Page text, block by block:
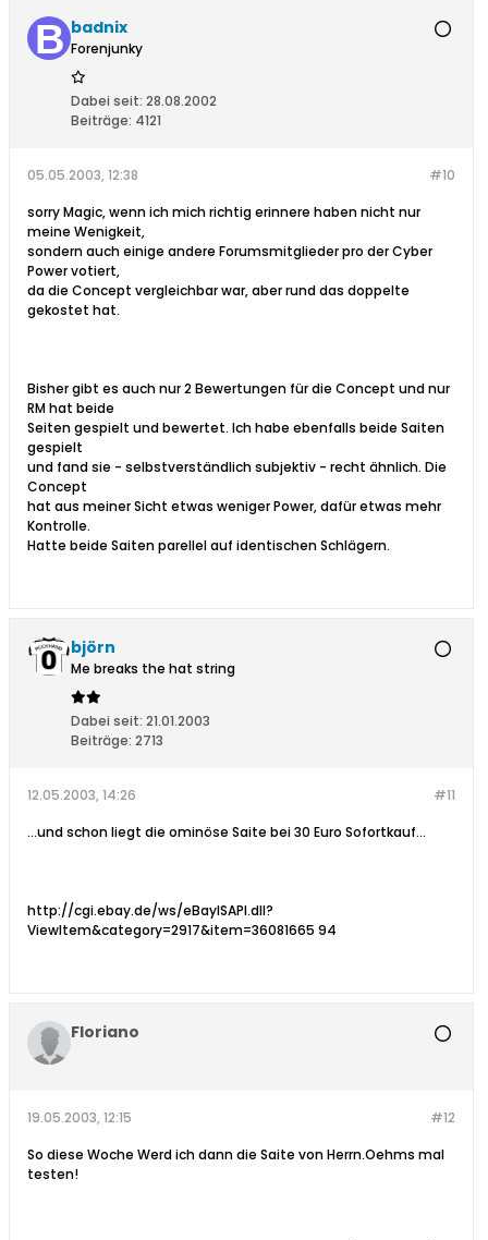
badnix
Forenjunky
Dabei seit: 28.08.2002
Beiträge: 4121
#10
05.05.2003, 12:38
sorry Magic, wenn ich mich richtig erinnere haben nicht nur
meine Wenigkeit,
sondern auch einige andere Forumsmitglieder pro der Cyber
Power votiert,
da die Concept vergleichbar war, aber rund das doppelte
gekostet hat.
Bisher gibt es auch nur 2 Bewertungen für die Concept und nur
RM hat beide
Seiten gespielt und bewertet. Ich habe ebenfalls beide Saiten
gespielt
und fand sie - selbstverständlich subjektiv - recht ähnlich. Die
Concept
hat aus meiner Sicht etwas weniger Power, dafür etwas mehr
Kontrolle.
Hatte beide Saiten parellel auf identischen Schlägern.
björn
Me breaks the hat string
Dabei seit: 21.01.2003
Beiträge: 2713
#11
12.05.2003, 14:26
...und schon liegt die ominöse Saite bei 30 Euro Sofortkauf...
http://cgi.ebay.de/ws/eBayISAPI.dll?
ViewItem&category=2917&item=36081665 94
Floriano
#12
19.05.2003, 12:15
So diese Woche Werd ich dann die Saite von Herrn.Oehms mal
testen!